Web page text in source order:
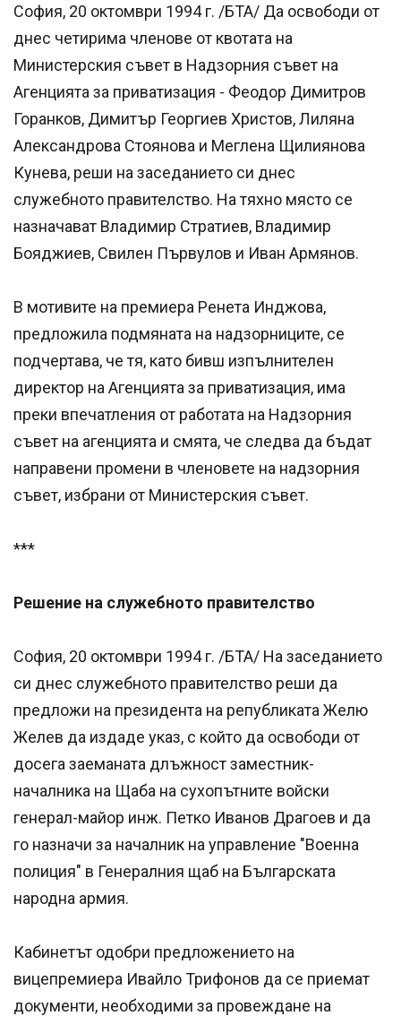
София, 20 октомври 1994 г. /БТА/ Да освободи от
днес четирима членове от квотата на
Министерския съвет в Надзорния съвет на
Агенцията за приватизация - Феодор Димитров
Горанков, Димитър Георгиев Христов, Лиляна
Александрова Стоянова и Меглена Щилиянова
Кунева, реши на заседанието си днес
служебното правителство. На тяхно място се
назначават Владимир Стратиев, Владимир
Бояджиев, Свилен Първулов и Иван Армянов.
В мотивите на премиера Ренета Инджова,
предложила подмяната на надзорниците, се
подчертава, че тя, като бивш изпълнителен
директор на Агенцията за приватизация, има
преки впечатления от работата на Надзорния
съвет на агенцията и смята, че следва да бъдат
направени промени в членовете на надзорния
съвет, избрани от Министерския съвет.
***
Решение на служебното правителство
София, 20 октомври 1994 г. /БТА/ На заседанието
си днес служебното правителство реши да
предложи на президента на републиката Желю
Желев да издаде указ, с който да освободи от
досега заеманата длъжност заместник-
началника на Щаба на сухопътните войски
генерал-майор инж. Петко Иванов Драгоев и да
го назначи за началник на управление "Военна
полиция" в Генералния щаб на Българската
народна армия.
Кабинетът одобри предложението на
вицепремиера Ивайло Трифонов да се приемат
документи, необходими за провеждане на